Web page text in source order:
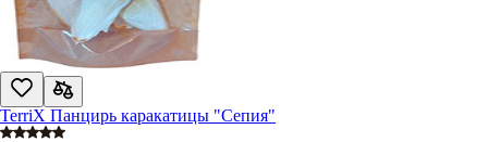
TerriX Панцирь каракатицы "Сепия"